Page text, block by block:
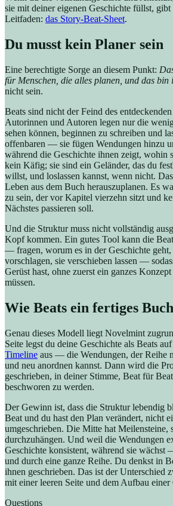
sie mit deiner eigenen Geschichte füllst, gibt
Leitfaden: das Story-Beat-Sheet.
Du musst kein Planer sein
Eine berechtigte Sorge an diesem Punkt:
für Menschen, die alles planen, und das bin
nicht sein.
Beats sind nicht der Feind des
Autorinnen und Autoren legen nur die
sehen können, beginnen zu schreiben und
offenbaren — sie fügen Wendungen hinzu
während die Geschichte ihnen zeigt, wohin
kein Käfig; sie sind ein Geländer, das du
willst, und loslassen kannst, wenn nicht.
Leben aus dem Buch herauszuplanen. Es
zu sein, der vor Kapitel vierzehn sitzt und
Nächstes passieren soll.
Und die Struktur muss nicht vollständig
Kopf kommen. Ein gutes Tool kann die
— fragen, worum es in der Geschichte geht,
vorschlagen, sie verschieben lassen —
Gerüst hast, ohne zuerst ein ganzes
müssen.
Wie Beats ein fertiges
Genau dieses Modell liegt Novelmint
Seite legst du deine Geschichte als Beats
Timeline aus — die Wendungen, der Reihe
und neu anordnen kannst. Dann wird die
geschrieben, in deiner Stimme, Beat für
beschworen zu werden.
Der Gewinn ist, dass die Struktur lebendig
Beat und du hast den Plan verändert, nicht
umgeschrieben. Die Mitte hat Meilensteine,
durchzuhängen. Und weil die Wendungen
Geschichte konsistent, während sie
und durch eine ganze Reihe. Du denkst in
ihnen geschrieben. Das ist der Unterschied
mit einer leeren Seite und dem Aufbau einer
Questions